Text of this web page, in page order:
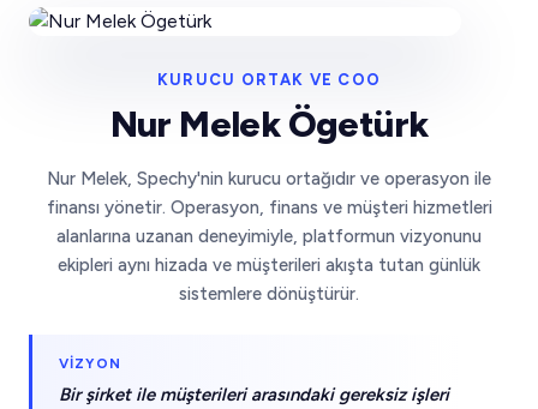
KURUCU ORTAK VE COO
Nur Melek Ögetürk
Nur Melek, Spechy'nin kurucu ortağıdır ve operasyon ile
finansı yönetir. Operasyon, finans ve müşteri hizmetleri
alanlarına uzanan deneyimiyle, platformun vizyonunu
ekipleri aynı hizada ve müşterileri akışta tutan günlük
sistemlere dönüştürür.
VIZYON
Bir şirket ile müşterileri arasındaki gereksiz işleri